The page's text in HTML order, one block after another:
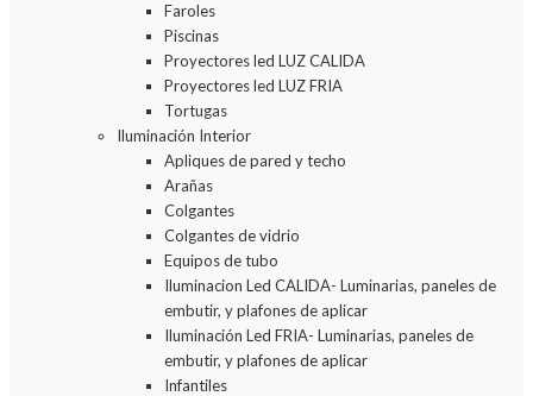
Faroles
Piscinas
Proyectores led LUZ CALIDA
Proyectores led LUZ FRIA
Tortugas
Iluminación Interior
Apliques de pared y techo
Arañas
Colgantes
Colgantes de vidrio
Equipos de tubo
Iluminacion Led CALIDA- Luminarias, paneles de
embutir, y plafones de aplicar
Iluminación Led FRIA- Luminarias, paneles de
embutir, y plafones de aplicar
Infantiles